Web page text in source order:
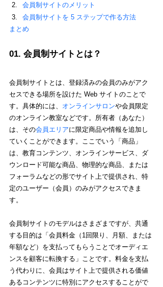
会員制サイトのメリット
会員制サイトを 5 ステップで作る方法
まとめ
01. 会員制サイトとは？
会員制サイトとは、登録済みの会員のみがアク
セスできる場所を設けた Web サイトのことで
す。具体的には、 オンラインサロンや会員限定
のオンライン教室などです。所有者（あなた）
は、その会員エリアに限定商品や情報を追加し
ていくことができます。ここでいう「商品」
は、教育コンテンツ、オンラインサービス、ダ
ウンロード可能な商品、物理的な商品、または
フォーラムなどの形でサイト上で提供され、特
定のユーザー（会員）のみがアクセスできま
す。
会員制サイトのモデルはさまざまですが、共通
する目的は「会員料金（1回限り、月額、または
年額など）を支払ってもらうことでオーディエ
ンスを顧客に転換する」ことです。料金を支払
う代わりに、会員はサイト上で提供される価値
あるコンテンツに特別にアクセスすることがで